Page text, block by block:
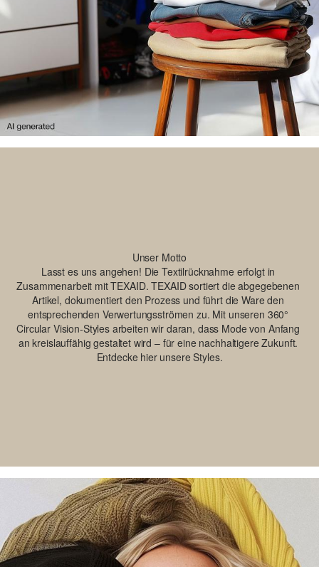
Lasst es uns angehen! Die Textilrücknahme erfolgt in
Zusammenarbeit mit TEXAID. TEXAID sortiert die abgegebenen
Artikel, dokumentiert den Prozess und führt die Ware den
entsprechenden Verwertungsströmen zu. Mit unseren 360°
Circular Vision-Styles arbeiten wir daran, dass Mode von Anfang
an kreislauffähig gestaltet wird – für eine nachhaltigere Zukunft.
Entdecke hier unsere Styles.